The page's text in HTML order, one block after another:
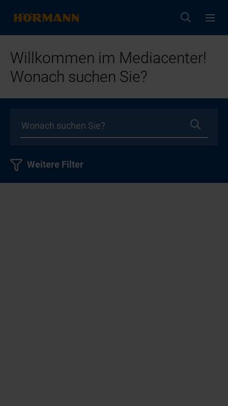
Willkommen im Mediacenter!
Wonach suchen Sie?
Weitere Filter